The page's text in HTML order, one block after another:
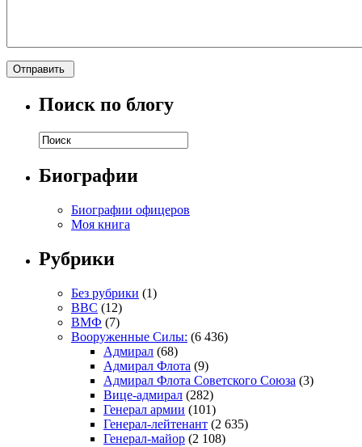
Поиск по блогу
Биографии
Биографии офицеров
Моя книга
Рубрики
Без рубрики (1)
ВВС (12)
ВМФ (7)
Вооруженные Силы: (6 436)
Адмирал (68)
Адмирал Флота (9)
Адмирал Флота Советского Союза (3)
Вице-адмирал (282)
Генерал армии (101)
Генерал-лейтенант (2 635)
Генерал-майор (2 108)